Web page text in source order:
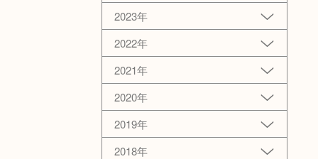
2023年
2022年
2021年
2020年
2019年
2018年